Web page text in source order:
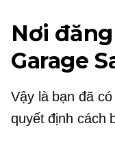
Nơi
Garage
Vậy là bạn đã
quyết định cách